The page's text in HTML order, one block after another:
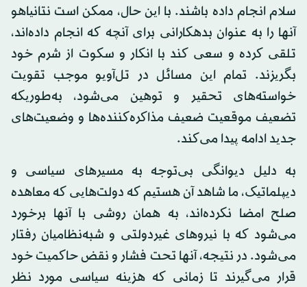
سلام انجام داده باشند. با این حال، ممکن است نتانیاهو
آنها را به عنوان بدهکارانی برای آنچه که انجام داده‌اند،
تلقی کرده و سعی کند با انکار و سکوت از شرم خود
بگریزند. تمام این مسائل در تل‌آویو موجب تقویت
خواسته‌های تحقیر و توهین می‌شود، به‌طوریکه
تضعیف موقعیت ضعیف مذاکره‌کننده‌ها و وضعیت‌های
جدید ادامه پیدا می‌کند.
به دلیل دیوانگی بی‌توجه به مسیرهای سیاسی و
دیپلماتیک، ما شاهد آن هستیم که دولت‌هایی که معاهده
صلح امضا نکرده‌اند، به همان روشی با آنها برخورد
می‌شود که با نیروهای غیردولتی و شبه‌نظامیان رفتار
می‌شود. در نتیجه، آنها تحت فشار و نقض حاکمیت خود
قرار می‌گیرند تا زمانی که هزینه سیاسی مورد نظر